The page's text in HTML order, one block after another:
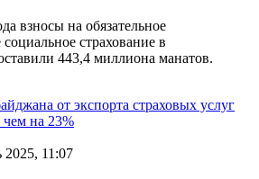
взносы на обязательное
социальное страхование в
443,4 миллиона манатов.
2025, 11:07